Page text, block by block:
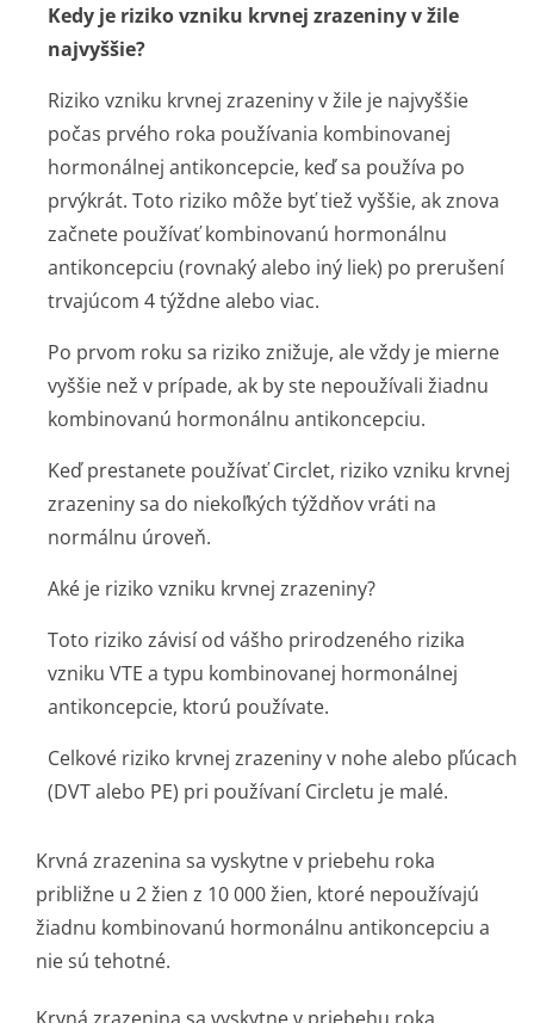
Kedy je riziko vzniku krvnej zrazeniny v žile
najvyššie?
Riziko vzniku krvnej zrazeniny v žile je najvyššie
počas prvého roka používania kombinovanej
hormonálnej antikoncepcie, keď sa používa po
prvýkrát. Toto riziko môže byť tiež vyššie, ak znova
začnete používať kombinovanú hormonálnu
antikoncepciu (rovnaký alebo iný liek) po prerušení
trvajúcom 4 týždne alebo viac.
Po prvom roku sa riziko znižuje, ale vždy je mierne
vyššie než v prípade, ak by ste nepoužívali žiadnu
kombinovanú hormonálnu antikoncepciu.
Keď prestanete používať Circlet, riziko vzniku krvnej
zrazeniny sa do niekoľkých týždňov vráti na
normálnu úroveň.
Aké je riziko vzniku krvnej zrazeniny?
Toto riziko závisí od vášho prirodzeného rizika
vzniku VTE a typu kombinovanej hormonálnej
antikoncepcie, ktorú používate.
Celkové riziko krvnej zrazeniny v nohe alebo pľúcach
(DVT alebo PE) pri používaní Circletu je malé.
Krvná zrazenina sa vyskytne v priebehu roka
približne u 2 žien z 10 000 žien, ktoré nepoužívajú
žiadnu kombinovanú hormonálnu antikoncepciu a
nie sú tehotné.